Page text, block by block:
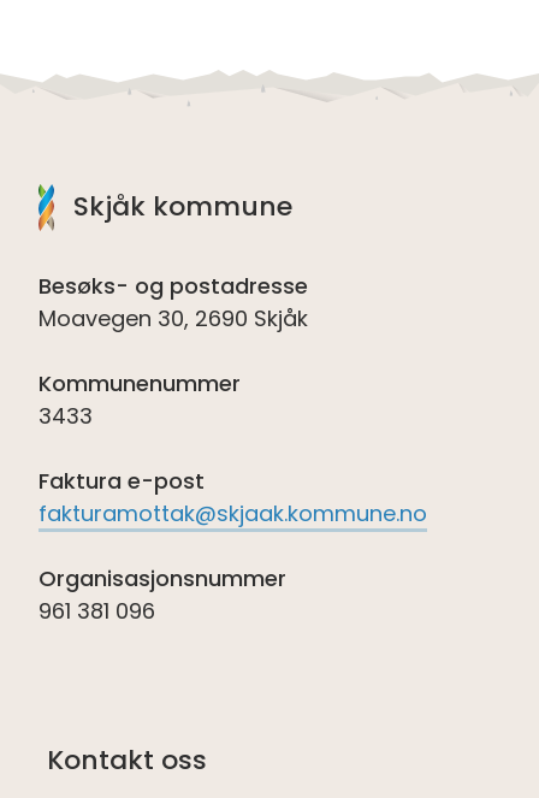
Skjåk kommune
Besøks- og postadresse
Moavegen 30, 2690 Skjåk
Kommunenummer
3433
Faktura e-post
fakturamottak@skjaak.kommune.no
Organisasjonsnummer
961 381 096
Kontakt oss